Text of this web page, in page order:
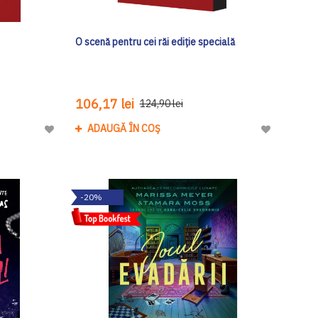
Adaugă
Dorinte
O scenă pentru cei răi ediţie specială
106,17 lei 124,90 lei
ADAUGĂ ÎN COȘ
Adaugă
-20%